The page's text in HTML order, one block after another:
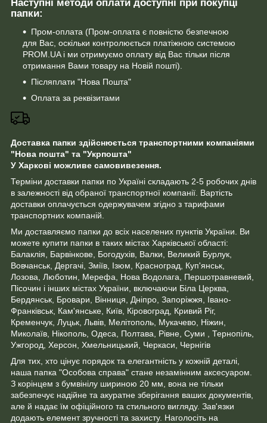
Наступні методи оплати доступні при покупці
папки:
Пром-оплата (Пром-оплата є повністю безпечною
для Вас, оскільки контролюється платіжною системою
PROM.UA і ми отримуємо оплату від Вас тільки після
отримання Вами товару на Новій пошті).
Післяплати "Нова Пошта"
Оплата за реквізитами
Доставка папки здійснюється транспортними компаніями
"Нова пошта" та "Укрпошта"
У Харкові можливе самовивезення.
Терміни доставки папки по Україні складають 2-5 робочих днів
в залежності від обраної транспортної компанії. Вартість
доставки оплачується одержувачем згідно з тарифами
транспортних компаній.
Ми доставляємо папки до всіх населених пунктів України. Ви
можете купити папки в таких містах Харківської області:
Балаклія, Барвінкове, Богодухів, Валки, Великий Бурлук,
Вовчанськ, Дергачі, Зміїв, Ізюм, Красноград, Куп'янськ,
Лозова, Люботин, Мерефа, Нова Водолага, Першотравневий,
Пісочин і інших містах України, включаючи Біла Церква,
Бердянськ, Бровари, Вінниця, Дніпро, Запоріжжя, Івано-
Франківськ, Кам'янське, Київ, Кіровоград, Кривий Ріг,
Кременчук, Луцьк, Львів, Мелітополь, Мукачево, Ніжин,
Миколаїв, Нікополь, Одеса, Полтава, Рівне, Суми , Тернопіль,
Ужгород, Херсон, Хмельницький, Черкаси, Чернігів
Для тих, хто цінує порядок та елегантність у кожній деталі,
наша папка "Особова справа" стане незамінним аксесуаром.
З корінцем з бумвінілу шириною 20 мм, вона не тільки
забезпечує надійне та акуратне зберігання ваших документів,
але й надає їм офіційного та стильного вигляду. Зав'язки
додають елемент зручності та захисту. Наголосіть на